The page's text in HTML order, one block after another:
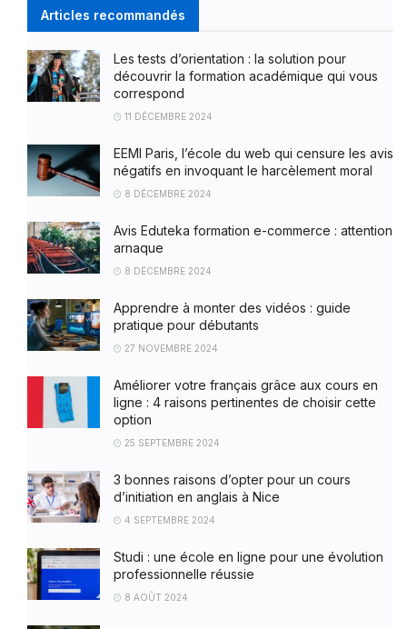
Articles recommandés
Les tests d’orientation : la solution pour
découvrir la formation académique qui vous
correspond
11 DÉCEMBRE 2024
EEMI Paris, l’école du web qui censure les avis
négatifs en invoquant le harcèlement moral
8 DÉCEMBRE 2024
Avis Eduteka formation e-commerce : attention
arnaque
8 DÉCEMBRE 2024
Apprendre à monter des vidéos : guide
pratique pour débutants
27 NOVEMBRE 2024
Améliorer votre français grâce aux cours en
ligne : 4 raisons pertinentes de choisir cette
option
25 SEPTEMBRE 2024
3 bonnes raisons d’opter pour un cours
d’initiation en anglais à Nice
4 SEPTEMBRE 2024
Studi : une école en ligne pour une évolution
professionnelle réussie
8 AOÛT 2024